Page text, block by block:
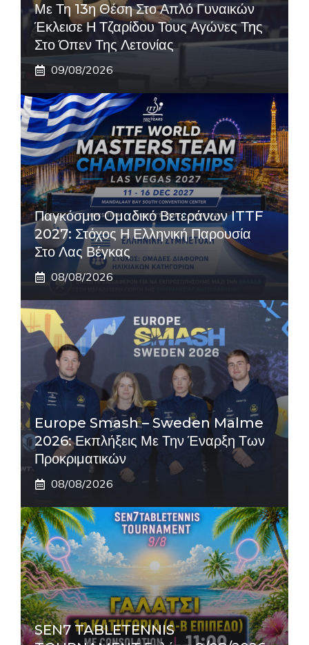
Με Τη 13η Θέση Στο Απλό Γυναικών
Έκλεισε Η Τζαρίδου Τους Αγώνες Της
Στο Όπεν Της Λετονίας
09/08/2026
Παγκόσμιο Ομαδικό Βετεράνων ITTF
2027: Στόχος Η Ελληνική Παρουσία
Στο Λας Βέγκας
08/08/2026
Europe Smash – Sweden Malme
2026: Εκπλήξεις Με Την Έναρξη Των
Προκριματικών
08/08/2026
SEN7 TABLETENNIS